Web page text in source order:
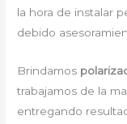
la hora de instalar
debido
Brindamos
trabajamos de la
entregando